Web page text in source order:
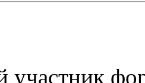
участник